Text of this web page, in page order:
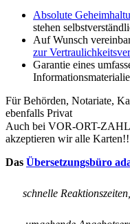
Absolute
stehen
Auf Wunsch
zur
Garantie eines
Für Behörden, Notariate,
ebenfalls Privat
Auch bei VOR-ORT-
akzeptieren wir alle
Das Übersetzungsbüro
schnelle Reaktionszeiten,